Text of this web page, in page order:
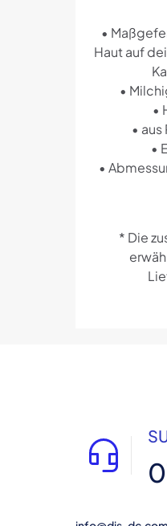
•
Haut auf
•
•
•
•
•
* Die